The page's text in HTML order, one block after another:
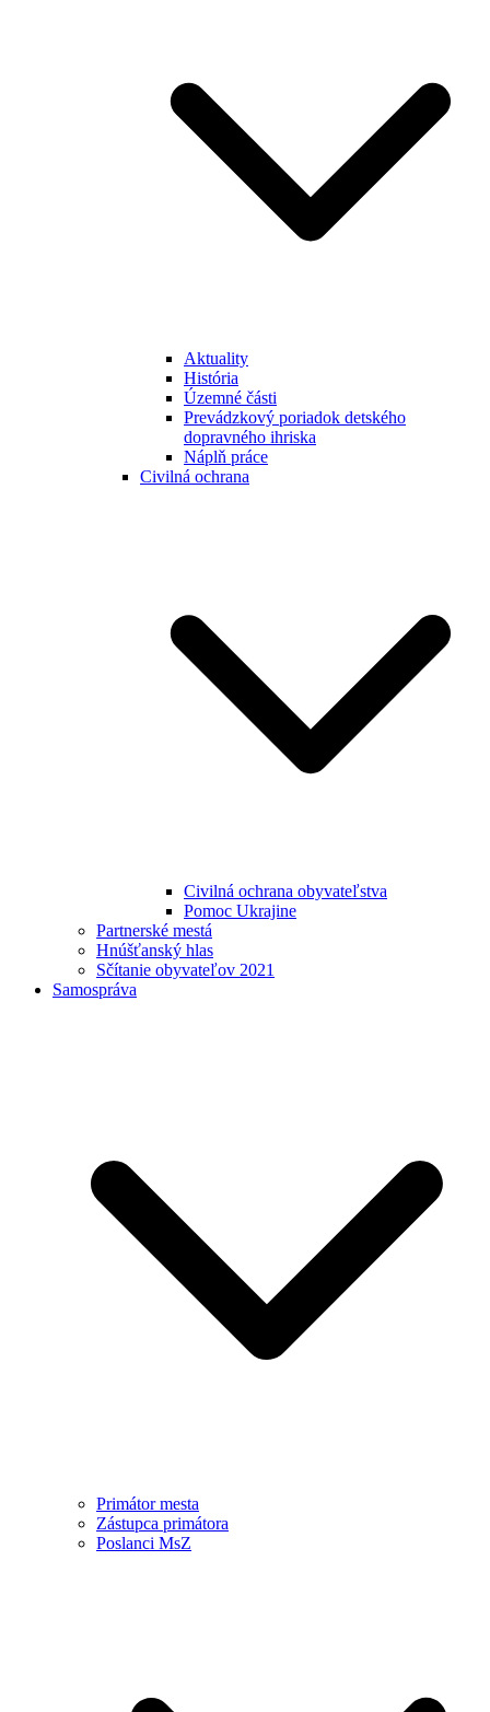
Aktuality
História
Územné části
Prevádzkový poriadok detského
dopravného ihriska
Náplň práce
Civilná ochrana
Civilná ochrana obyvateľstva
Pomoc Ukrajine
Partnerské mestá
Hnúšťanský hlas
Sčítanie obyvateľov 2021
Samospráva
Primátor mesta
Zástupca primátora
Poslanci MsZ